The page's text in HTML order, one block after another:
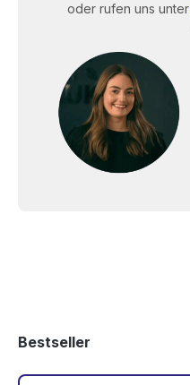
oder rufen uns unter
Bestseller